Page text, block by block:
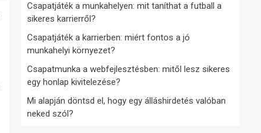
Csapatjáték a munkahelyen: mit taníthat a futball a
sikeres karrierről?
Csapatjáték a karrierben: miért fontos a jó
munkahelyi környezet?
Csapatmunka a webfejlesztésben: mitől lesz sikeres
egy honlap kivitelezése?
Mi alapján döntsd el, hogy egy álláshirdetés valóban
neked szól?